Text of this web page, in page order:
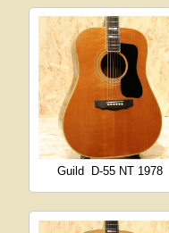
Guild D-55 NT 1978